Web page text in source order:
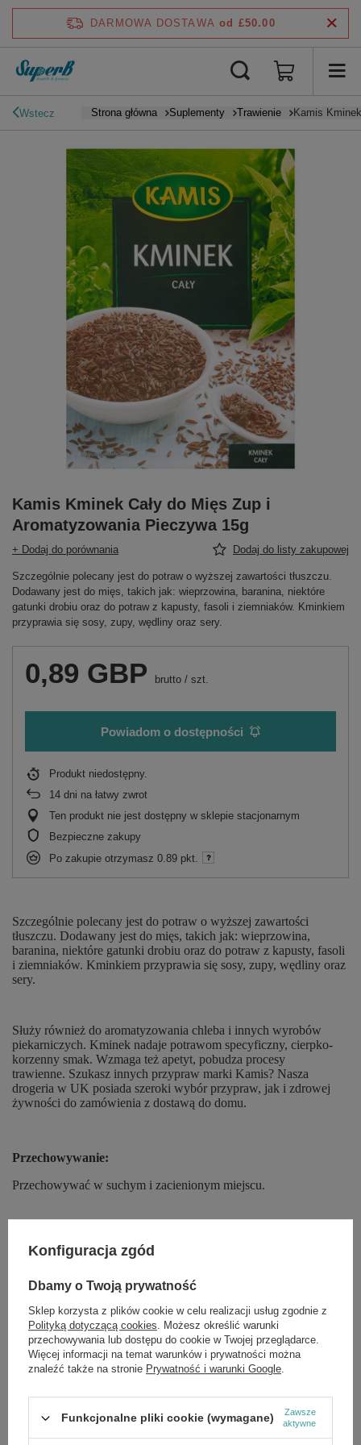
DARMOWA DOSTAWA od £50.00
Wstecz Strona główna Suplementy Trawienie Kamis
Kamis Kminek Cały do Mięs Zup i
Aromatyzowania Pieczywa 15g
+ Dodaj do porównania Dodaj do listy zakupowej
Szczególnie polecany jest do potraw o wyższej zawartości tłuszczu.
Dodawany jest do mięs, takich jak: wieprzowina, baranina, niektóre
gatunki drobiu oraz do potraw z kapusty, fasoli i ziemniaków. Kminkiem
przyprawia się sosy, zupy, wędliny oraz sery.
0,89 GBP brutto / szt.
Powiadom o dostępności
Produkt niedostępny
14 dni na łatwy zwrot
Ten produkt nie jest dostępny w sklepie stacjonarnym
Bezpieczne zakupy
Po zakupie otrzymasz 0.89 pkt.
Szczególnie polecany jest do potraw o wyższej zawartości
tłuszczu. Dodawany jest do mięs, takich jak: wieprzowina,
baranina, niektóre gatunki drobiu oraz do potraw z kapusty, fasoli
i ziemniaków. Kminkiem przyprawia się sosy, zupy, wędliny oraz
sery.
Służy również do aromatyzowania chleba i innych wyrobów
piekarniczych. Kminek nadaje potrawom specyficzny, cierpko-
korzenny smak. Wzmaga też apetyt, pobudza procesy
trawienne. Szukasz innych przypraw marki Kamis? Nasza
drogeria w UK posiada szeroki wybór przypraw, jak i zdrowej
żywności do zamówienia z dostawą do domu.
Przechowywanie:
Przechowywać w suchym i zacienionym miejscu.
Pojemność:
15g
Więcej informacji:
Jeśli chcesz otrzymać dodatkowe informacje dotyczące naszego
produktu, zostaw nam wiadomość na naszej stronie internetowej,
Konfiguracja zgód
Dbamy o Twoją prywatność
Sklep korzysta z plików cookie w celu realizacji usług zgodnie z
Polityką dotyczącą cookies. Możesz określić warunki
przechowywania lub dostępu do cookie w Twojej przeglądarce.
Więcej informacji na temat warunków i prywatności można
znaleźć także na stronie Prywatność i warunki Google.
Funkcjonalne pliki cookie (wymagane)
Zawsze
aktywne